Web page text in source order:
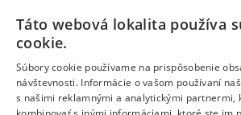
Predplatné
Podporte nás
Táto webová lokalita používa
cookie.
Súbory cookie používame na prispôsobenie
návštevnosti. Informácie o vašom používaní
s našimi reklamnými a analytickými partnermi,